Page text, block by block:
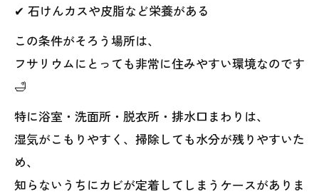
✔ 石けんカスや皮脂など栄養がある
この条件がそろう場所は、
フサリウムにとっても非常に住みやすい環境なのです
🛁
特に浴室・洗面所・脱衣所・排水口まわりは、
湿気がこもりやすく、掃除しても水分が残りやすいた
め、
知らないうちにカビが定着してしまうケースがありま